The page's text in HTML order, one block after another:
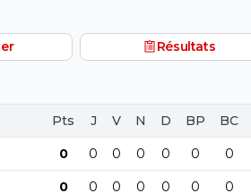
nez...Reste au Réal et continue
Résultats
Pts J V N D BP BC
0 0 0 0 0 0 0
0 0 0 0 0 0 0